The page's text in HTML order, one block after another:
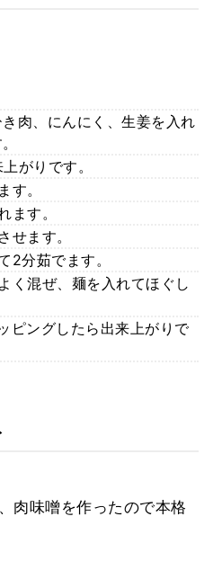
肉、にんにく、生姜を入れ
がりです。
す。
ます。
せます。
2分茹でます。
く混ぜ、麺を入れてほぐし
ピングしたら出来上がりで
肉味噌を作ったので本格